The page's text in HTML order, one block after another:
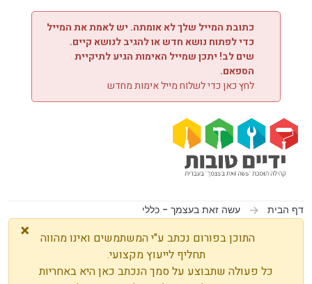
דילוג לתוכן
כתובת המייל שלך לא אומתה. יש לאמת את המייל
כדי לפתוח נושא חדש או להגיב לנושא קיים.
שים לב! יתכן שמייל האימות הגיע לתיקיית
הספאם.
לחץ כאן כדי לשלוח מייל אימות מחדש
דף הבית עשה זאת בעצמך - כללי
×
התוכן בפורום נכתב ע"י המשתמשים ואינו מהווה
תחליף לייעוץ מקצועי.
כל פעולה שתבוצע על סמך הנכתב כאן היא באחריות